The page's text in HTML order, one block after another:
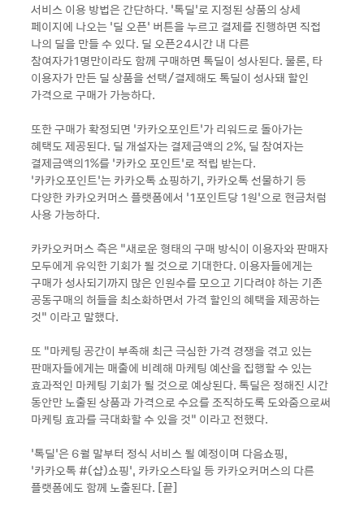
서비스 이용 방법은 간단하다. ‘톡딜’로 지정된 상품의 상세
페이지에 나오는 ‘딜 오픈’ 버튼을 누르고 결제를 진행하면 직접
나의 딜을 만들 수 있다. 딜 오픈24시간 내 다른
참여자가1명만이라도 함께 구매하면 톡딜이 성사된다. 물론, 타
이용자가 만든 딜 상품을 선택/결제해도 톡딜이 성사돼 할인
가격으로 구매가 가능하다.
또한 구매가 확정되면 ‘카카오포인트’가 리워드로 돌아가는
혜택도 제공된다. 딜 개설자는 결제금액의 2%, 딜 참여자는
결제금액의1%를 ‘카카오 포인트’로 적립 받는다.
‘카카오포인트’는 카카오톡 쇼핑하기, 카카오톡 선물하기 등
다양한 카카오커머스 플랫폼에서 ’1포인트당 1원’으로 현금처럼
사용 가능하다.
카카오커머스 측은 “새로운 형태의 구매 방식이 이용자와 판매자
모두에게 유익한 기회가 될 것으로 기대한다. 이용자들에게는
구매가 성사되기까지 많은 인원수를 모으고 기다려야 하는 기존
공동구매의 허들을 최소화하면서 가격 할인의 혜택을 제공하는
것” 이라고 말했다.
또 “마케팅 공간이 부족해 최근 극심한 가격 경쟁을 겪고 있는
판매자들에게는 매출에 비례해 마케팅 예산을 집행할 수 있는
효과적인 마케팅 기회가 될 것으로 예상된다. 톡딜은 정해진 시간
동안만 노출된 상품과 가격으로 수요를 조직하도록 도와줌으로써
마케팅 효과를 극대화할 수 있을 것” 이라고 전했다.
‘톡딜’은 6월 말부터 정식 서비스 될 예정이며 다음쇼핑,
‘카카오톡 #(샵)쇼핑’, 카카오스타일 등 카카오커머스의 다른
플랫폼에도 함께 노출된다. [끝]